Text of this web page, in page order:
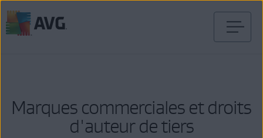
Marques commerciales et droits
d'auteur de tiers